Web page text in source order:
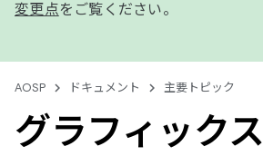
変更点をご覧ください。
AOSP ドキュメント 主要トピック
グラフィックス